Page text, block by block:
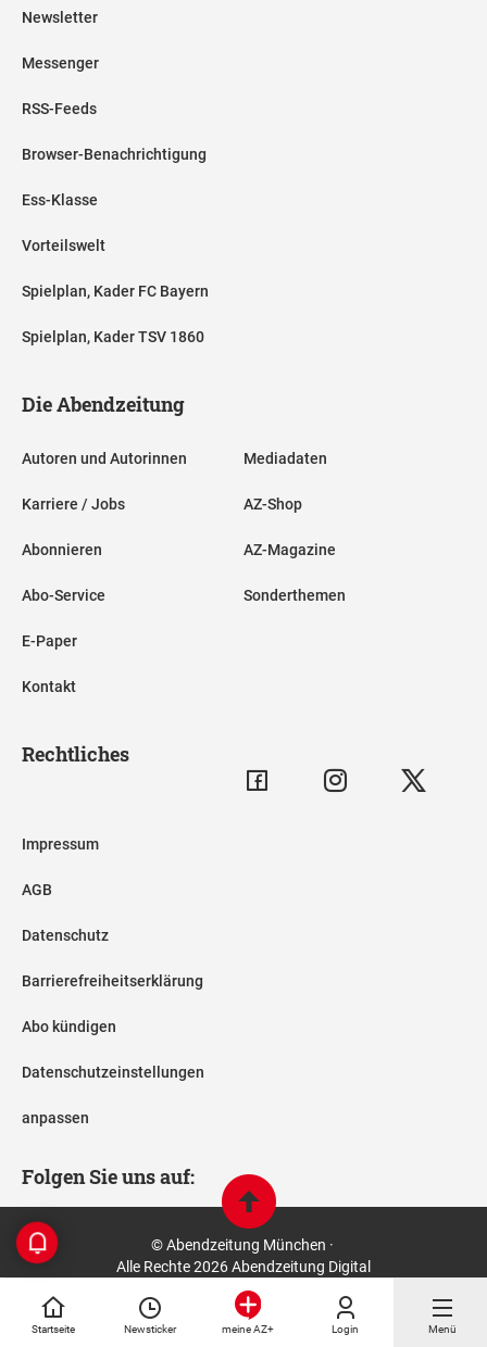
Startseite Newsticker meine AZ+ Login Menü
Newsletter
Messenger
RSS-Feeds
Browser-Benachrichtigung
Ess-Klasse
Vorteilswelt
Spielplan, Kader FC Bayern
Spielplan, Kader TSV 1860
Die Abendzeitung
Autoren und Autorinnen
Karriere / Jobs
Abonnieren
Abo-Service
E-Paper
Kontakt
Mediadaten
AZ-Shop
AZ-Magazine
Sonderthemen
Rechtliches
Impressum
AGB
Datenschutz
Barrierefreiheitserklärung
Abo kündigen
Datenschutzeinstellungen
anpassen
Folgen Sie uns auf:
© Abendzeitung München ·
Alle Rechte 2026 Abendzeitung Digital